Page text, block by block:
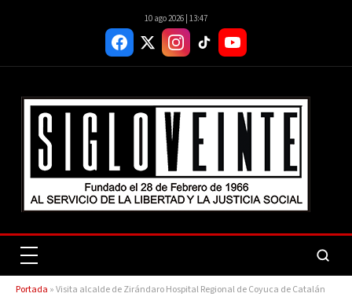
10 ago 2026 | 13:47
Portada »Visita alcalde de Zirándaro Hospital Regional de Coyuca de Catalán